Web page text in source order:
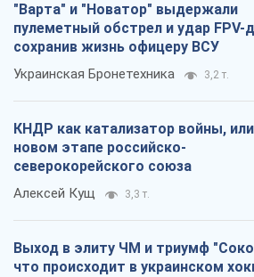
"Варта" и "Новатор" выдержали
пулеметный обстрел и удар FPV-
сохранив жизнь офицеру ВСУ
Украинская Бронетехника 3,2 т.
КНДР как катализатор войны,
новом этапе российско-
северокорейского союза
Алексей Кущ 3,3 т.
Выход в элиту ЧМ и триумф
что происходит в украинском